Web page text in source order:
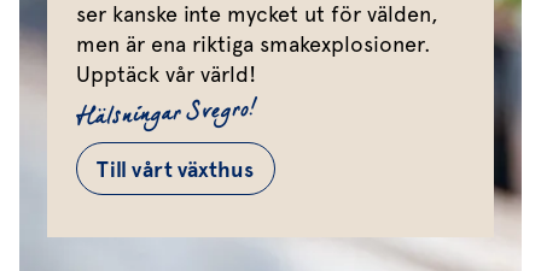
ser kanske inte mycket ut för välden,
men är ena riktiga smakexplosioner.
Upptäck vår värld!
Hälsningar Svegro!
Till vårt växthus